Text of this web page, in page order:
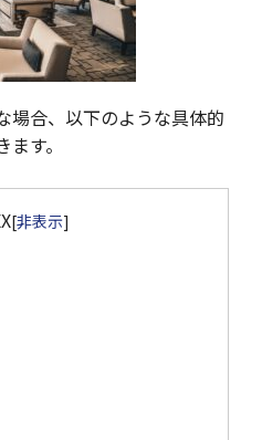
場合、以下のような具体的
す。
[非表示]